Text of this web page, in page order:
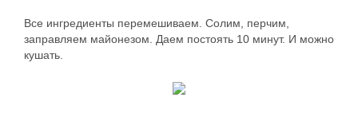
Все ингредиенты перемешиваем. Солим, перчим,
заправляем майонезом. Даем постоять 10 минут. И можно
кушать.